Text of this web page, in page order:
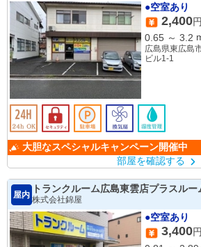
●空室あり
2,400
0.65 ～ 3.2
広島県東広島
ビル1-1
大胆なスペシャルキャンペーン開催中
部屋を確認する
屋内
トランクルーム広島東雲店プラスルー
株式会社錦屋
●空室あり
3,400